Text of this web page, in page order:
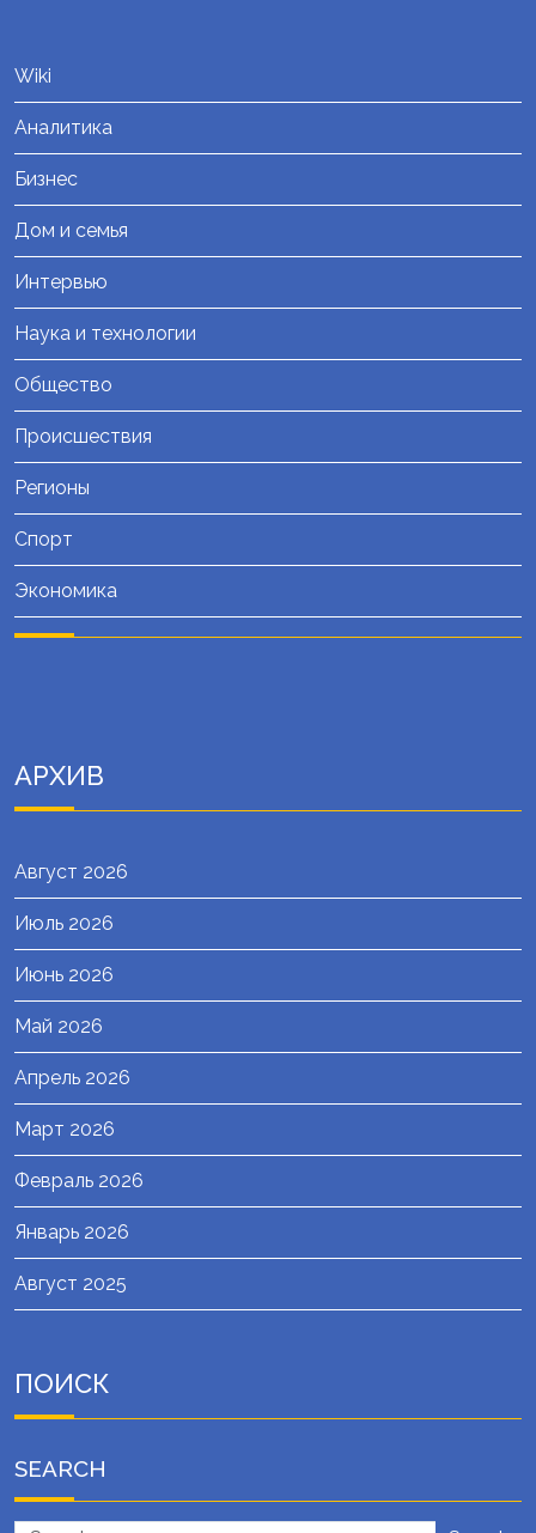
Wiki
Аналитика
Бизнес
Дом и семья
Интервью
Наука и технологии
Общество
Происшествия
Регионы
Спорт
Экономика
АРХИВ
Август 2026
Июль 2026
Июнь 2026
Май 2026
Апрель 2026
Март 2026
Февраль 2026
Январь 2026
Август 2025
ПОИСК
SEARCH